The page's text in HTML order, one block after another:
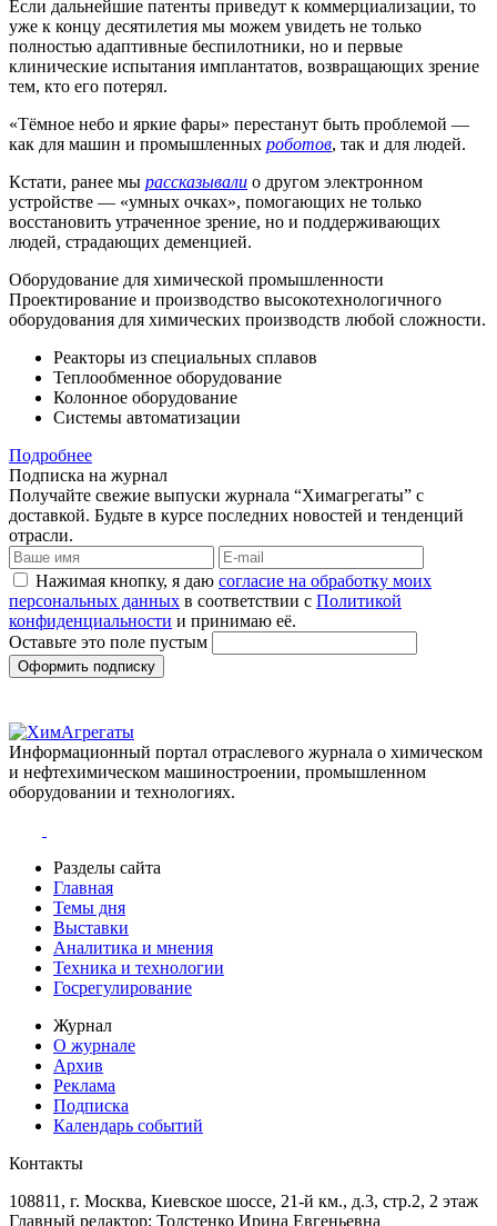
Если дальнейшие патенты приведут к коммерциализации, то
уже к концу десятилетия мы можем увидеть не только
полностью адаптивные беспилотники, но и первые
клинические испытания имплантатов, возвращающих зрение
тем, кто его потерял.
«Тёмное небо и яркие фары» перестанут быть проблемой —
как для машин и промышленных роботов, так и для людей.
Кстати, ранее мы рассказывали о другом электронном
устройстве — «умных очках», помогающих не только
восстановить утраченное зрение, но и поддерживающих
людей, страдающих деменцией.
Оборудование для химической промышленности
Проектирование и производство высокотехнологичного
оборудования для химических производств любой сложности.
Реакторы из специальных сплавов
Теплообменное оборудование
Колонное оборудование
Системы автоматизации
Подробнее
Подписка на журнал
Получайте свежие выпуски журнала “Химагрегаты” с
доставкой. Будьте в курсе последних новостей и тенденций
отрасли.
Нажимая кнопку, я даю согласие на обработку моих
персональных данных в соответствии с Политикой
конфиденциальности и принимаю её.
Оставьте это поле пустым
Оформить подписку
Информационный портал отраслевого журнала о химическом
и нефтехимическом машиностроении, промышленном
оборудовании и технологиях.
Разделы сайта
Главная
Темы дня
Выставки
Аналитика и мнения
Техника и технологии
Госрегулирование
Журнал
О журнале
Архив
Реклама
Подписка
Календарь событий
Контакты
108811, г. Москва, Киевское шоссе, 21-й км., д.3, стр.2, 2 этаж
Главный редактор: Толстенко Ирина Евгеньевна